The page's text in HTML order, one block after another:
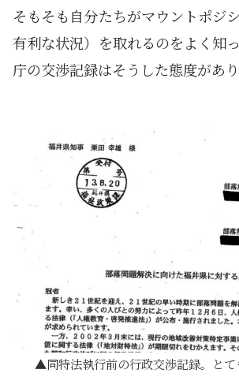
そもそも自分たちがマウントポジ
有利な状況）を取れるのをよく知
庁の交渉記録はそうした態度があ
同特法執行前の行政交渉記録。とて